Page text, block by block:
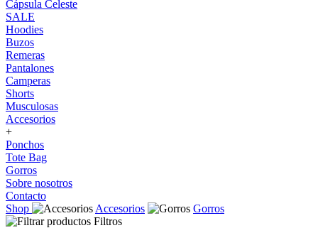
Cápsula Celeste
SALE
Hoodies
Buzos
Remeras
Pantalones
Camperas
Shorts
Musculosas
Accesorios
+
Ponchos
Tote Bag
Gorros
Sobre nosotros
Contacto
Shop
Accesorios
Gorros
Filtros